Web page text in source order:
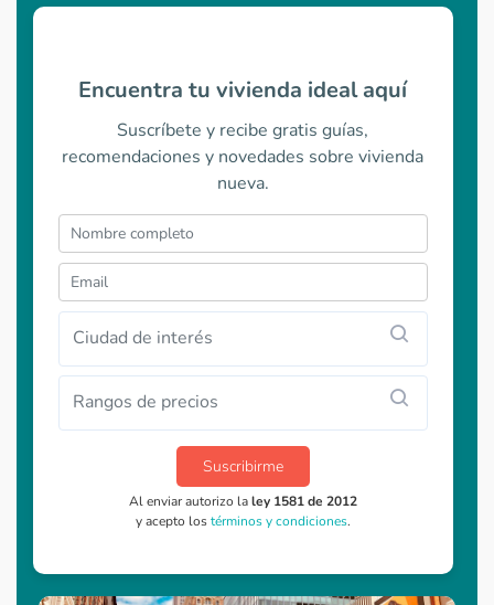
Encuentra tu vivienda ideal aquí
Suscríbete y recibe gratis guías,
recomendaciones y novedades sobre vivienda
nueva.
Ciudad de interés
Rangos de precios
Suscribirme
Al enviar autorizo laley 1581 de 2012
y acepto lostérminos y condiciones.